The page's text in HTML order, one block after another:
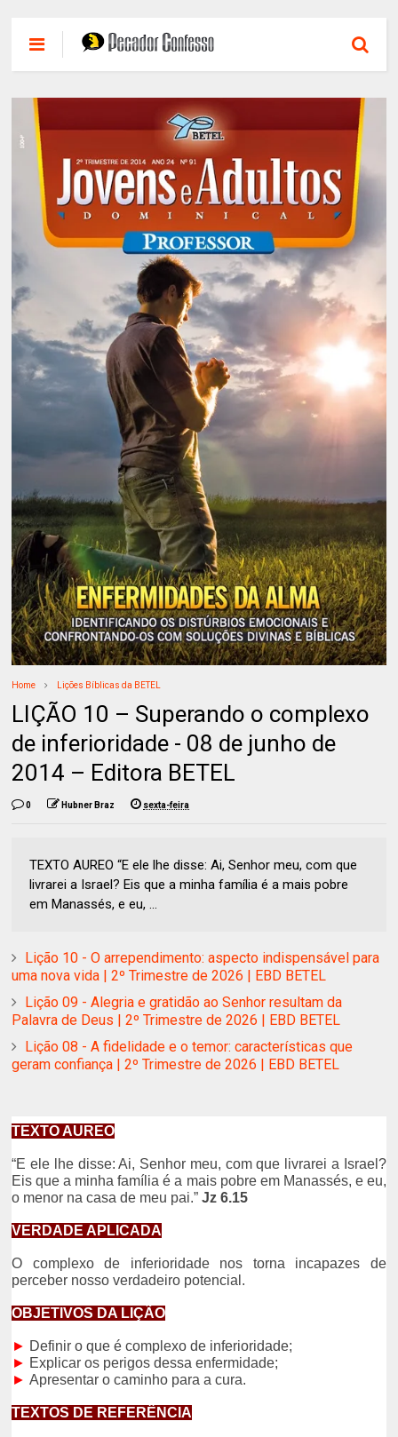
Home Lições Bíblicas da BETEL
LIÇÃO 10 – Superando o complexo
de inferioridade - 08 de junho de
2014 – Editora BETEL
0 Hubner Braz sexta-feira
TEXTO AUREO “E ele lhe disse: Ai, Senhor meu, com que
livrarei a Israel? Eis que a minha família é a mais pobre
em Manassés, e eu, ...
Lição 10 - O arrependimento: aspecto indispensável para
uma nova vida | 2º Trimestre de 2026 | EBD BETEL
Lição 09 - Alegria e gratidão ao Senhor resultam da
Palavra de Deus | 2º Trimestre de 2026 | EBD BETEL
Lição 08 - A fidelidade e o temor: características que
geram confiança | 2º Trimestre de 2026 | EBD BETEL
TEXTO AUREO
“E ele lhe disse: Ai, Senhor meu, com que livrarei a Israel?
Eis que a minha família é a mais pobre em Manassés, e eu,
o menor na casa de meu pai.”Jz 6.15
VERDADE APLICADA
O complexo de inferioridade nos torna incapazes de
perceber nosso verdadeiro potencial.
OBJETIVOS DA LIÇÃO
► Definir o que é complexo de inferioridade;
► Explicar os perigos dessa enfermidade;
►Apresentar o caminho para a cura.
TEXTOS DE REFERÊNCIA